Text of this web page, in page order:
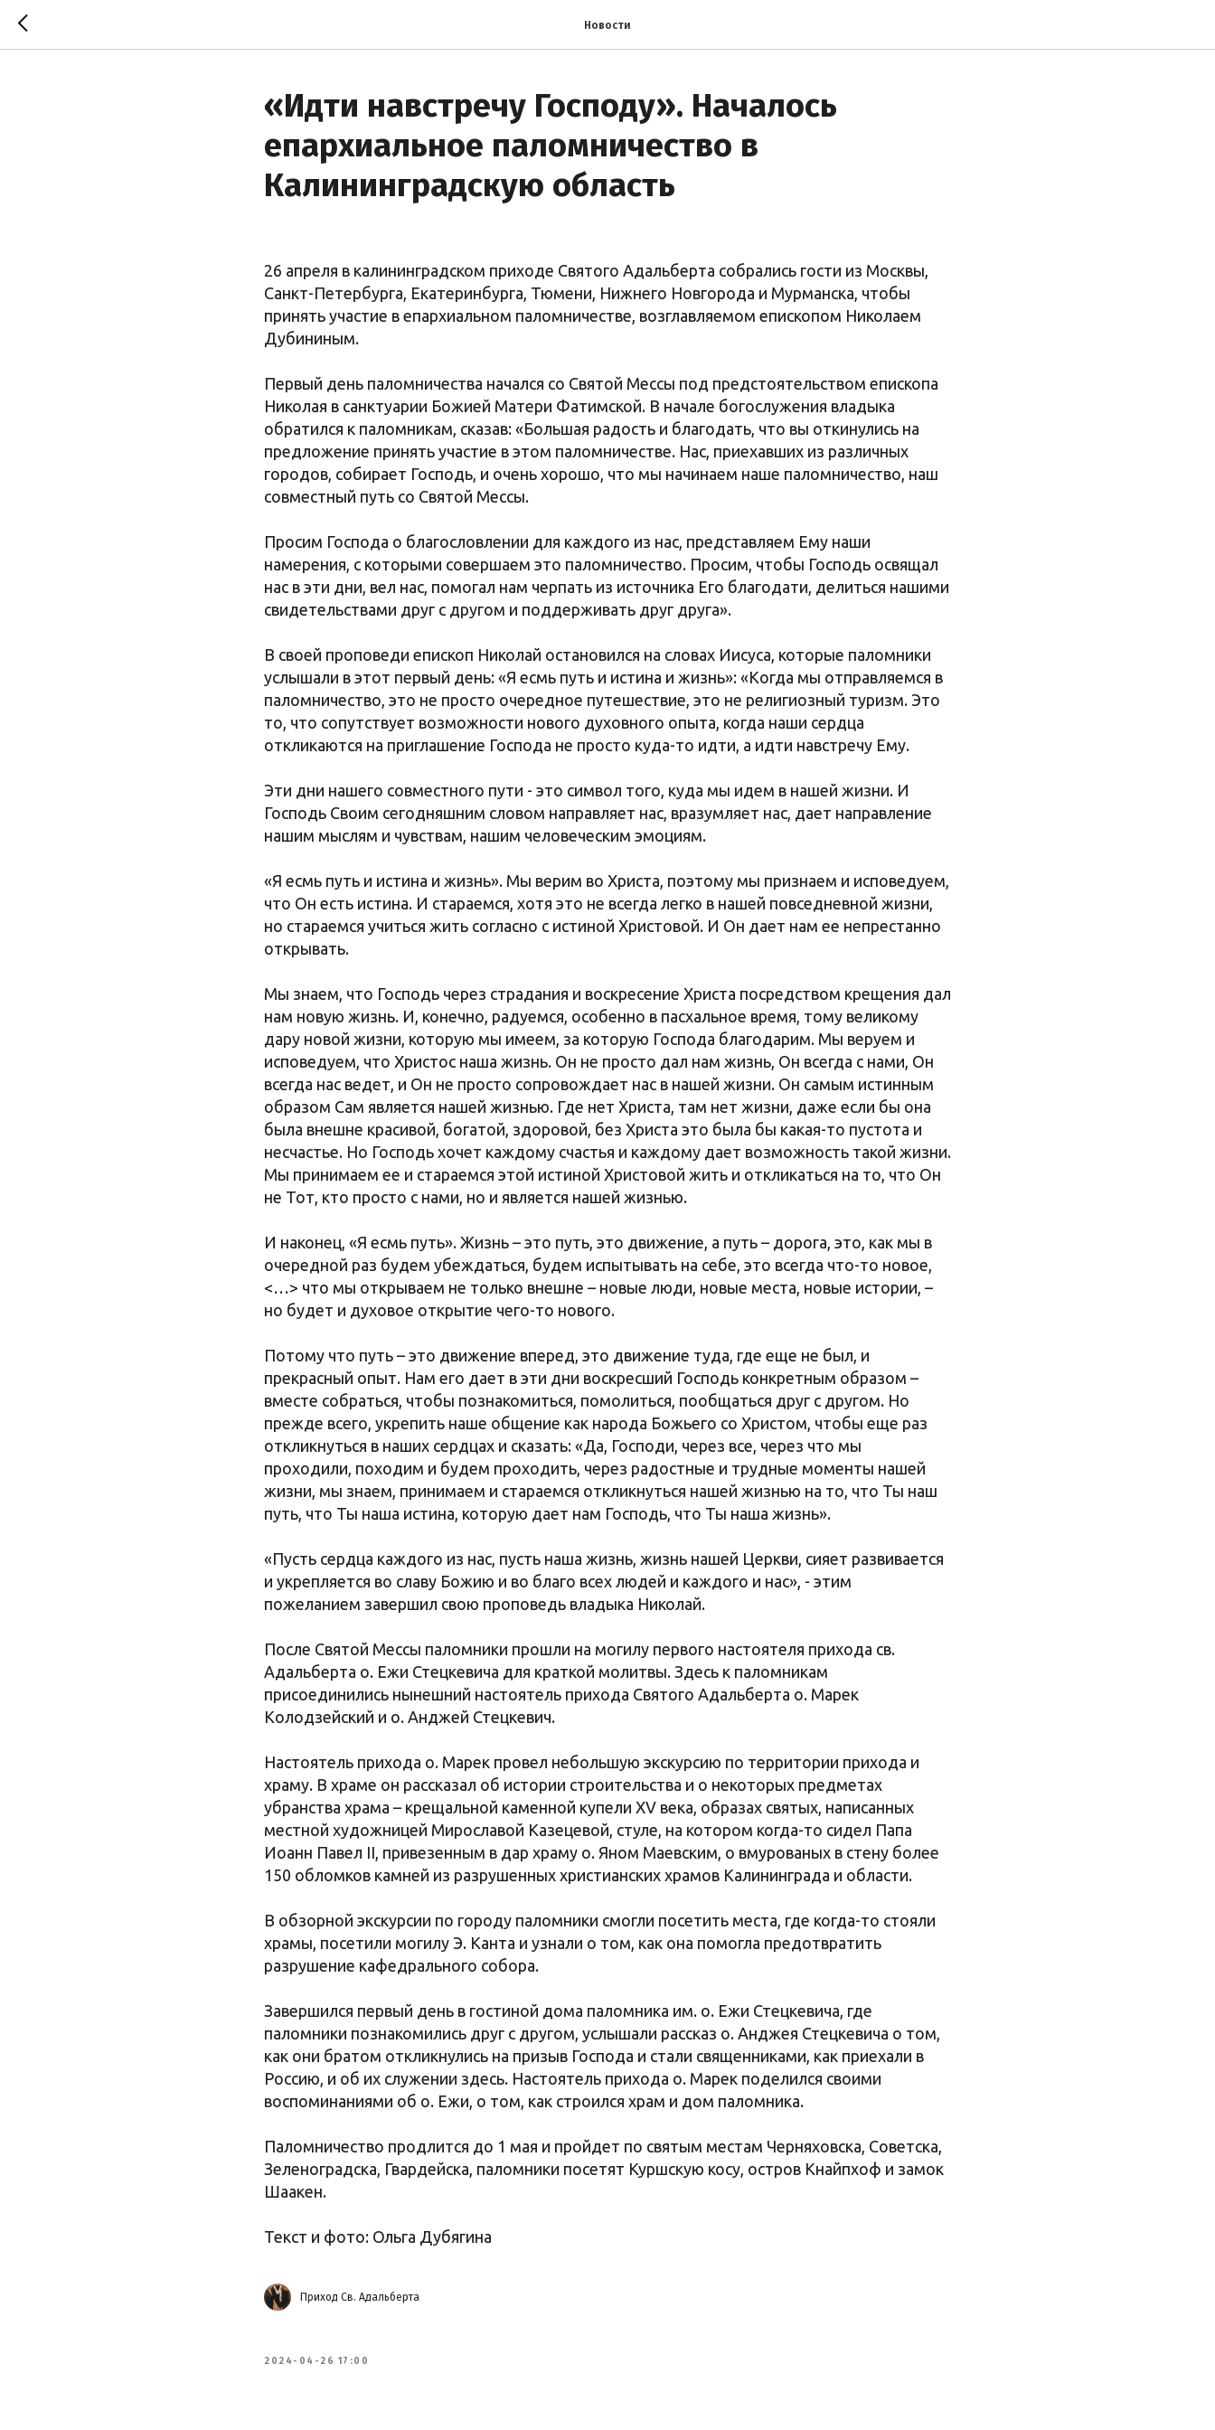
Новости
«Идти навстречу Господу». Началось
епархиальное паломничество в
Калининградскую область
26 апреля в калининградском приходе Святого Адальберта собрались гости из Москвы,
Санкт-Петербурга, Екатеринбурга, Тюмени, Нижнего Новгорода и Мурманска, чтобы
принять участие в епархиальном паломничестве, возглавляемом епископом Николаем
Дубининым.
Первый день паломничества начался со Святой Мессы под предстоятельством епископа
Николая в санктуарии Божией Матери Фатимской. В начале богослужения владыка
обратился к паломникам, сказав: «Большая радость и благодать, что вы откинулись на
предложение принять участие в этом паломничестве. Нас, приехавших из различных
городов, собирает Господь, и очень хорошо, что мы начинаем наше паломничество, наш
совместный путь со Святой Мессы.
Просим Господа о благословлении для каждого из нас, представляем Ему наши
намерения, с которыми совершаем это паломничество. Просим, чтобы Господь освящал
нас в эти дни, вел нас, помогал нам черпать из источника Его благодати, делиться нашими
свидетельствами друг с другом и поддерживать друг друга».
В своей проповеди епископ Николай остановился на словах Иисуса, которые паломники
услышали в этот первый день: «Я есмь путь и истина и жизнь»: «Когда мы отправляемся в
паломничество, это не просто очередное путешествие, это не религиозный туризм. Это
то, что сопутствует возможности нового духовного опыта, когда наши сердца
откликаются на приглашение Господа не просто куда-то идти, а идти навстречу Ему.
Эти дни нашего совместного пути - это символ того, куда мы идем в нашей жизни. И
Господь Своим сегодняшним словом направляет нас, вразумляет нас, дает направление
нашим мыслям и чувствам, нашим человеческим эмоциям.
«Я есмь путь и истина и жизнь». Мы верим во Христа, поэтому мы признаем и исповедуем,
что Он есть истина. И стараемся, хотя это не всегда легко в нашей повседневной жизни,
но стараемся учиться жить согласно с истиной Христовой. И Он дает нам ее непрестанно
открывать.
Мы знаем, что Господь через страдания и воскресение Христа посредством крещения дал
нам новую жизнь. И, конечно, радуемся, особенно в пасхальное время, тому великому
дару новой жизни, которую мы имеем, за которую Господа благодарим. Мы веруем и
исповедуем, что Христос наша жизнь. Он не просто дал нам жизнь, Он всегда с нами, Он
всегда нас ведет, и Он не просто сопровождает нас в нашей жизни. Он самым истинным
образом Сам является нашей жизнью. Где нет Христа, там нет жизни, даже если бы она
была внешне красивой, богатой, здоровой, без Христа это была бы какая-то пустота и
несчастье. Но Господь хочет каждому счастья и каждому дает возможность такой жизни.
Мы принимаем ее и стараемся этой истиной Христовой жить и откликаться на то, что Он
не Тот, кто просто с нами, но и является нашей жизнью.
И наконец, «Я есмь путь». Жизнь – это путь, это движение, а путь – дорога, это, как мы в
очередной раз будем убеждаться, будем испытывать на себе, это всегда что-то новое,
<…> что мы открываем не только внешне – новые люди, новые места, новые истории, –
но будет и духовое открытие чего-то нового.
Потому что путь – это движение вперед, это движение туда, где еще не был, и
прекрасный опыт. Нам его дает в эти дни воскресший Господь конкретным образом –
вместе собраться, чтобы познакомиться, помолиться, пообщаться друг с другом. Но
прежде всего, укрепить наше общение как народа Божьего со Христом, чтобы еще раз
откликнуться в наших сердцах и сказать: «Да, Господи, через все, через что мы
проходили, походим и будем проходить, через радостные и трудные моменты нашей
жизни, мы знаем, принимаем и стараемся откликнуться нашей жизнью на то, что Ты наш
путь, что Ты наша истина, которую дает нам Господь, что Ты наша жизнь».
«Пусть сердца каждого из нас, пусть наша жизнь, жизнь нашей Церкви, сияет развивается
и укрепляется во славу Божию и во благо всех людей и каждого и нас», - этим
пожеланием завершил свою проповедь владыка Николай.
После Святой Мессы паломники прошли на могилу первого настоятеля прихода св.
Адальберта о. Ежи Стецкевича для краткой молитвы. Здесь к паломникам
присоединились нынешний настоятель прихода Святого Адальберта о. Марек
Колодзейский и о. Анджей Стецкевич.
Настоятель прихода о. Марек провел небольшую экскурсию по территории прихода и
храму. В храме он рассказал об истории строительства и о некоторых предметах
убранства храма – крещальной каменной купели XV века, образах святых, написанных
местной художницей Мирославой Казецевой, стуле, на котором когда-то сидел Папа
Иоанн Павел II, привезенным в дар храму о. Яном Маевским, о вмурованых в стену более
150 обломков камней из разрушенных христианских храмов Калининграда и области.
В обзорной экскурсии по городу паломники смогли посетить места, где когда-то стояли
храмы, посетили могилу Э. Канта и узнали о том, как она помогла предотвратить
разрушение кафедрального собора.
Завершился первый день в гостиной дома паломника им. о. Ежи Стецкевича, где
паломники познакомились друг с другом, услышали рассказ о. Анджея Стецкевича о том,
как они братом откликнулись на призыв Господа и стали священниками, как приехали в
Россию, и об их служении здесь. Настоятель прихода о. Марек поделился своими
воспоминаниями об о. Ежи, о том, как строился храм и дом паломника.
Паломничество продлится до 1 мая и пройдет по святым местам Черняховска, Советска,
Зеленоградска, Гвардейска, паломники посетят Куршскую косу, остров Кнайпхоф и замок
Шаакен.
Текст и фото: Ольга Дубягина
Приход Св. Адальберта
2024-04-26 17:00